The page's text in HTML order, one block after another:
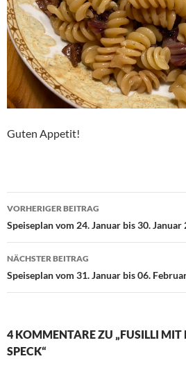
Guten Appetit!
Beitragsnavigation
VORHERIGER BEITRAG
Speiseplan vom 24. Januar bis 30. Januar
NÄCHSTER BEITRAG
Speiseplan vom 31. Januar bis 06.
4 KOMMENTARE ZU „FUSILLI
SPECK“